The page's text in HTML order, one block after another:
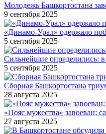
Молодежь Башкортостана
9 сентября 2025
«Динамо-Урал» одержало
5 сентября 2025
Сильнейшие определились:
5 сентября 2025
Сборная Башкортостана
28 августа 2025
«Пояс мужества» завоеван:
27 августа 2025